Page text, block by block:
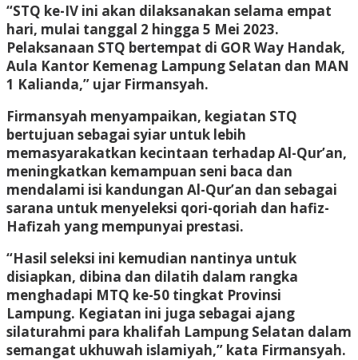
“STQ ke-IV ini akan dilaksanakan selama empat
hari, mulai tanggal 2 hingga 5 Mei 2023.
Pelaksanaan STQ bertempat di GOR Way Handak,
Aula Kantor Kemenag Lampung Selatan dan MAN
1 Kalianda,” ujar Firmansyah.
Firmansyah menyampaikan, kegiatan STQ
bertujuan sebagai syiar untuk lebih
memasyarakatkan kecintaan terhadap Al-Qur’an,
meningkatkan kemampuan seni baca dan
mendalami isi kandungan Al-Qur’an dan sebagai
sarana untuk menyeleksi qori-qoriah dan hafiz-
Hafizah yang mempunyai prestasi.
“Hasil seleksi ini kemudian nantinya untuk
disiapkan, dibina dan dilatih dalam rangka
menghadapi MTQ ke-50 tingkat Provinsi
Lampung. Kegiatan ini juga sebagai ajang
silaturahmi para khalifah Lampung Selatan dalam
semangat ukhuwah islamiyah,” kata Firmansyah.